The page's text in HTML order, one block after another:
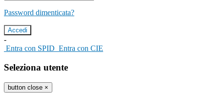
Password dimenticata?
-
Entra con SPID Entra con CIE
Seleziona utente
button close ×